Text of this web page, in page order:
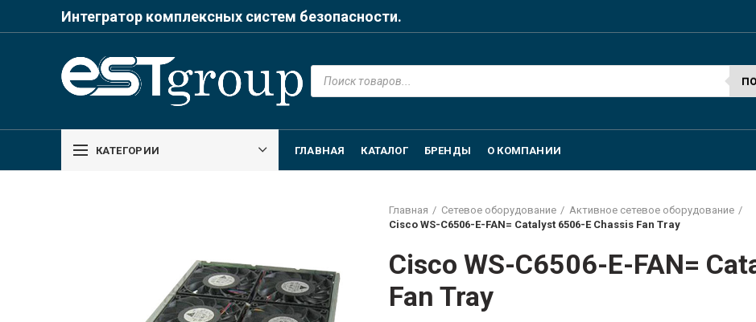
Интегратор комплексных систем безопасности.
Поиск
товаров
КАТЕГОРИИ ГЛАВНАЯ КАТАЛОГ БРЕНДЫ О КОМПАНИИ
Главная Сетевое оборудование
Активное сетевое оборудование
Cisco WS-C6506-E-FAN= Catalyst 6506-E Chassis Fan Tray
Cisco WS-C6506-E-FAN=
Fan Tray